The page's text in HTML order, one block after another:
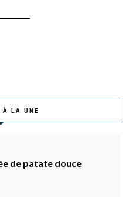
À LA UNE
de patate douce